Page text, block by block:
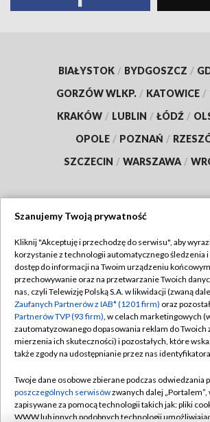
BIAŁYSTOK / BYDGOSZCZ /
GORZÓW WLKP. / KATOWICE /
KRAKÓW / LUBLIN / ŁÓDŹ /
OPOLE / POZNAŃ /
SZCZECIN / WARSZAWA /
TVP
Abonament TVP
Emisja w TVP
Centrum informacji TVP
Naziemna Telewizja Cyfrowa
Rada Programowa
System NOS
Regulamin TVP
Polityka prywatności
Moje zgody
Pomoc
Kontakt
Szanujemy Twoją prywatność
Kliknij "Akceptuję i przechodzę do serwisu", aby
korzystanie z technologii automatycznego śledzenia i
dostęp do informacji na Twoim urządzeniu
przechowywanie oraz na przetwarzanie Twoich
nas, czyli Telewizję Polską S.A. w likwidacji (zwaną
Zaufanych Partnerów z IAB* (1201 firm) oraz
Partnerów TVP (93 firm), w celach marketingowych
zautomatyzowanego dopasowania reklam do Twoich
mierzenia ich skuteczności) i pozostałych, które
także zgody na udostępnianie przez nas
Twoje dane osobowe zbierane podczas odwiedzania
poszczególnych serwisówzwanych dalej
zapisywane za pomocą technologii takich jak: pliki
WWW lub innych podobnych technologii